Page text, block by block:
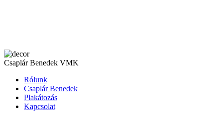
Csaplár Benedek VMK
Rólunk
Csaplár Benedek
Plakátozás
Kapcsolat